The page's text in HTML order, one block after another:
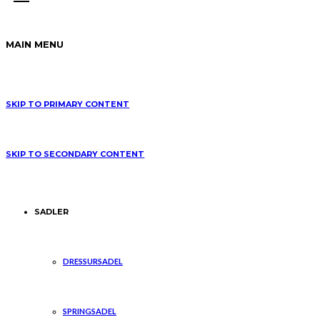
MAIN MENU
SKIP TO PRIMARY CONTENT
SKIP TO SECONDARY CONTENT
SADLER
DRESSURSADEL
SPRINGSADEL